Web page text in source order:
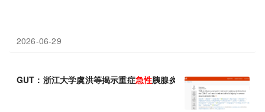
2026-06-29
GUT：浙江大学虞洪等揭示重症急性胰腺炎微循环衰竭的关键驱动